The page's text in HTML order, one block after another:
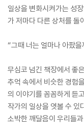
일상을 변화시켜가는 성
가 저마다 다른 상처를 돌
“그때 너는 얼마나 아팠을
무심코 넘긴 책장에서 좋
추억 속에서 비슷한 경험
의 이야기를 꼼꼼하게 듣
작가의 일상을 엿볼 수 있
소박한 깨달음이 우리들